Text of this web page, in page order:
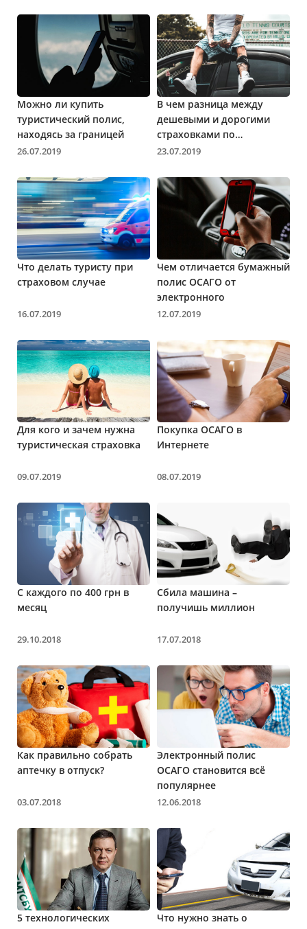
Можно ли купить
туристический полис,
находясь за границей
26.07.2019
В чем разница между
дешевыми и дорогими
страховками по
Автогражданке
23.07.2019
Что делать туристу при
страховом случае
16.07.2019
Чем отличается бумажный
полис ОСАГО от
электронного
12.07.2019
Для кого и зачем нужна
туристическая страховка
09.07.2019
Покупка ОСАГО в
Интернете
08.07.2019
С каждого по 400 грн в
месяц
29.10.2018
Сбила машина –
получишь миллион
17.07.2018
Как правильно собрать
аптечку в отпуск?
03.07.2018
Электронный полис
ОСАГО становится всё
популярнее
12.06.2018
5 технологических
Что нужно знать о